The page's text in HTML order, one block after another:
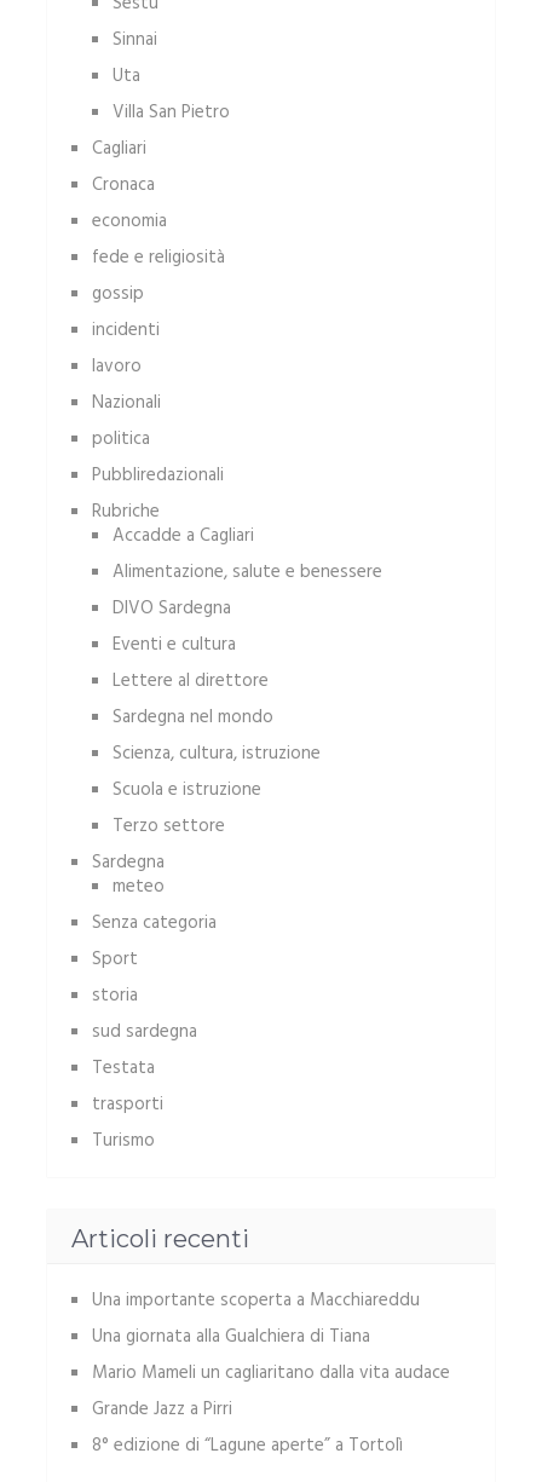
Sinnai
Uta
Villa San Pietro
Cagliari
Cronaca
economia
fede e religiosità
gossip
incidenti
lavoro
Nazionali
politica
Pubbliredazionali
Rubriche
Accadde a Cagliari
Alimentazione, salute e benessere
DIVO Sardegna
Eventi e cultura
Lettere al direttore
Sardegna nel mondo
Scienza, cultura, istruzione
Scuola e istruzione
Terzo settore
Sardegna
meteo
Senza categoria
Sport
storia
sud sardegna
Testata
trasporti
Turismo
Articoli recenti
Una importante scoperta a Macchiareddu
Una giornata alla Gualchiera di Tiana
Mario Mameli un cagliaritano dalla vita audace
Grande Jazz a Pirri
8° edizione di “Lagune aperte” a Tortolì